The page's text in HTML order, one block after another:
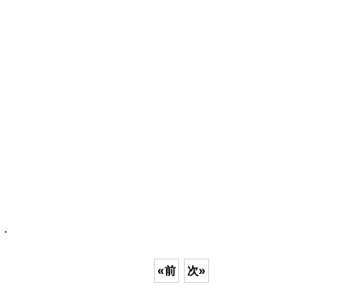
.
«前 次»